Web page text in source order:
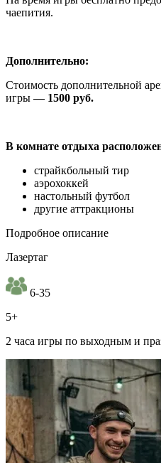
чаепития.
Дополнительно:
Стоимость дополнительной
игры— 1500 руб.
В комнате отдыха
страйкбольный тир
аэрохоккей
настольный футбол
другие аттракционы
Подробное описание
Лазертаг
6-35
5+
2 часа игры по выходным и